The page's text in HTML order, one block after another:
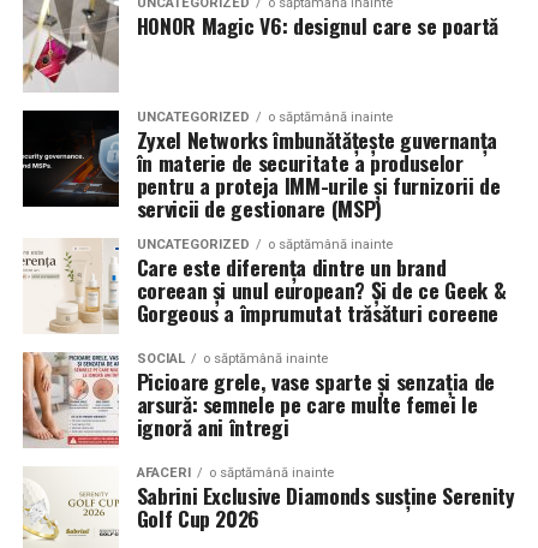
HONOR Magic V6: designul care se poartă
UNCATEGORIZED o săptămână inainte
Zyxel Networks îmbunătățește guvernanța
în materie de securitate a produselor
pentru a proteja IMM-urile și furnizorii de
servicii de gestionare (MSP)
UNCATEGORIZED o săptămână inainte
Care este diferența dintre un brand
coreean și unul european? Și de ce Geek &
Gorgeous a împrumutat trăsături coreene
SOCIAL o săptămână inainte
Picioare grele, vase sparte și senzația de
arsură: semnele pe care multe femei le
ignoră ani întregi
AFACERI o săptămână inainte
Sabrini Exclusive Diamonds susține Serenity
Golf Cup 2026